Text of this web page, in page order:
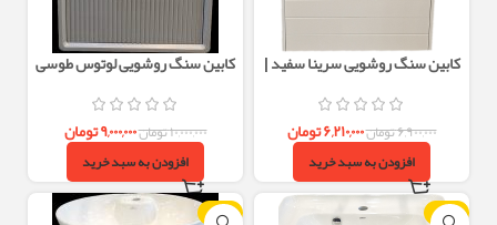
کابین سنگ روشویی سرینا سفید |
کاسه گاتریا و پوشش کامل سنگ
۶,۹۰۰,۰۰۰تومان۶,۲۱۰,۰۰۰تومان
افزودن به سبد خرید
کابین سنگ روشویی لوتوس طوسی
۴۰×۶۰ | کاسه گاتریا طوسی | روشویی
مدرن
۱۰,۰۰۰,۰۰۰تومان۹,۰۰۰,۰۰۰تومان
افزودن به سبد خرید
-10%
-10%